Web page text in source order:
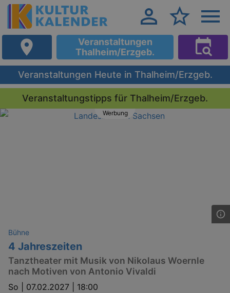
Veranstaltungen
Thalheim/Erzgeb.
Veranstaltungen Heute in Thalheim/Erzgeb.
Veranstaltungstipps für Thalheim/Erzgeb.
Werbung
Bühne
4 Jahreszeiten
Tanztheater mit Musik von Nikolaus Woernle
nach Motiven von Antonio Vivaldi
So | 07.02.2027 | 18:00